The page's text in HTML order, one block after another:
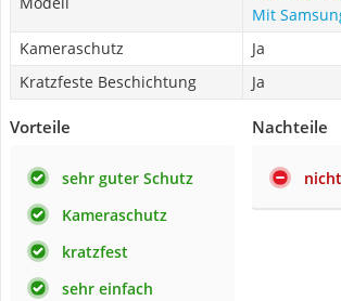
Mit
Kameraschutz
Ja
Kratzfeste Beschichtung
Ja
Vorteile
sehr guter Schutz
Kameraschutz
kratzfest
sehr einfach
Nachteile